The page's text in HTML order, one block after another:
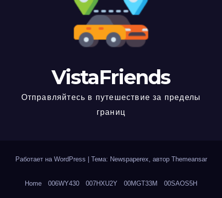
VistaFriends
Отправляйтесь в путешествие за пределы
границ
Работает на WordPress Тема: Newspaperex, автор Themeansar
Home 006WY430 007HXU2Y 00MGT33M 00SAOS5H